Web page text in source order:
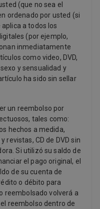
(que no sea el
ordenado por usted (si
a todos los
(por ejemplo,
inmediatamente
como video, DVD,
y sensualidad y
ha sido sin sellar
un reembolso por
tales como:
hechos a medida,
revistas, CD de DVD sin
Si utilizó su saldo de
el pago original, el
de su cuenta de
o débito para
reembolsado volverá a
reembolso dentro de